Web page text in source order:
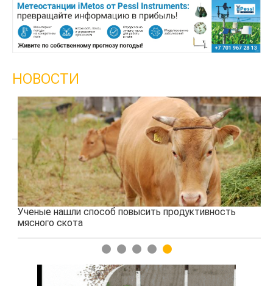
НОВОСТИ
Ученые нашли способ повысить продуктивность
мясного скота
1 2 3 4 5